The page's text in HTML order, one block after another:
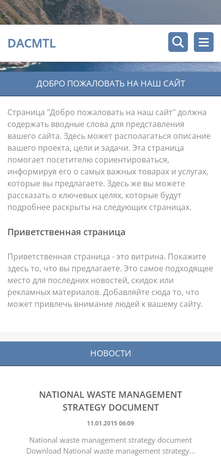
DACMTL
ДОБРО ПОЖАЛОВАТЬ НА НАШ САЙТ
Страница "Добро пожаловать на наш сайт" должна
содержать вводные слова для представления
вашего сайта. Здесь может располагаться описание
вашего проекта, цели и задачи. Эта страница
помогает посетителю сориентироваться,
информируя его о самых важных товарах и услугах,
которые вы предлагаете. Здесь же вы можете
рассказать о ключевых целях, которые будут
подробнее раскрыты на следующих страницах.
Приветственная страница
Приветственная страница - это витрина. Покажите
здесь то, что вы предлагаете. Это самое подходящее
место для последних новостей, скидок или
рекламных материалов. Добавляйте сюда то, что
может привлечь внимание людей к вашему сайту.
НОВОСТИ
NATIONAL WASTE MANAGEMENT
STRATEGY DOCUMENT
11.01.2015 06:09
National waste management strategy document
Download National waste management strategy...